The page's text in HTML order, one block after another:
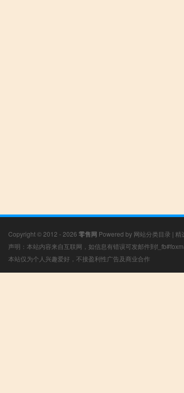
Copyright © 2012 - 2026 零售网 Powered by 网站分类目录 | 精
声明：本站内容来自互联网，如信息有错误可发邮件到
本站仅为个人兴趣爱好，不接盈利性广告及商业合作